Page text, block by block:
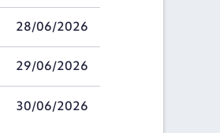
28/06/2026
29/06/2026
30/06/2026